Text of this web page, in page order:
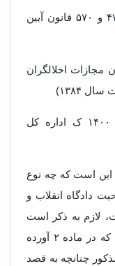
سه) مواد ۳۱۱ و ۳۱۷ و ۳۰۲ و ۳۰۳و ۴۷۳ و ۵۷۰ قانون آیین
۲ و تبصره ۶ ماده ۲ قانون مجازات اخلالگران
پنج) نظریه مشورتی شماره ۱۴۳۳۸۱/ ۱۴۰۰ ک اداره کل
است که چه نوع
دادگاه انقلاب و
لازم به ذکر است
منشأ اختلاف هم به واسطه قیدی است که در ماده ۲ آورده
چنانچه به قصد